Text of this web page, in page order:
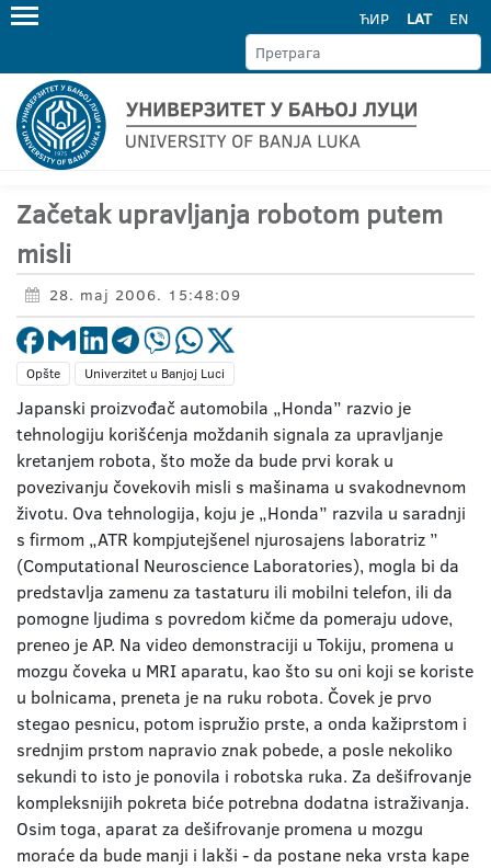
ЋИР LAT EN
Začetak upravljanja robotom putem
misli
28. maj 2006. 15:48:09
Opšte Univerzitet u Banjoj Luci
Japanski proizvođač automobila „Honda” razvio je
tehnologiju korišćenja moždanih signala za upravljanje
kretanjem robota, što može da bude prvi korak u
povezivanju čovekovih misli s mašinama u svakodnevnom
životu. Ova tehnologija, koju je „Honda” razvila u saradnji
s firmom „ATR kompjutejšenel njurosajens laboratriz ”
(Computational Neuroscience Laboratories), mogla bi da
predstavlja zamenu za tastaturu ili mobilni telefon, ili da
pomogne ljudima s povredom kičme da pomeraju udove,
preneo je AP. Na video demonstraciji u Tokiju, promena u
mozgu čoveka u MRI aparatu, kao što su oni koji se koriste
u bolnicama, preneta je na ruku robota. Čovek je prvo
stegao pesnicu, potom ispružio prste, a onda kažiprstom i
srednjim prstom napravio znak pobede, a posle nekoliko
sekundi to isto je ponovila i robotska ruka. Za dešifrovanje
kompleksnijih pokreta biće potrebna dodatna istraživanja.
Osim toga, aparat za dešifrovanje promena u mozgu
moraće da bude manji i lakši - da postane neka vrsta kape